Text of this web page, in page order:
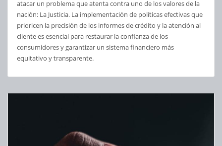
atacar un problema que atenta contra uno de los valores de la
nación: La Justicia. La implementación de políticas efectivas que
prioricen la precisión de los informes de crédito y la atención al
cliente es esencial para restaurar la confianza de los
consumidores y garantizar un sistema financiero más
equitativo y transparente.